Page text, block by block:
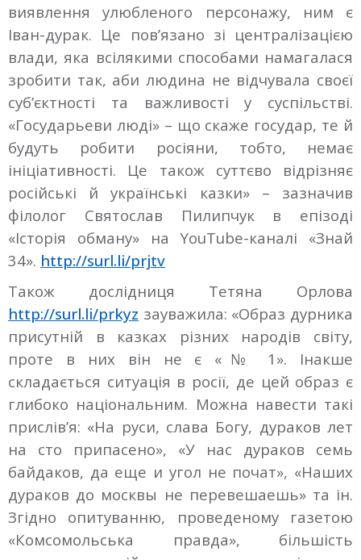
виявлення улюбленого персонажу, ним є
Іван-дурак. Це пов’язано зі централізацією
влади, яка всілякими способами намагалася
зробити так, аби людина не відчувала своєї
суб’єктності та важливості у суспільстві.
«Государьеви люді» – що скаже государ, те й
будуть робити росіяни, тобто, немає
ініціативності. Це також суттєво відрізняє
російські й українські казки» – зазначив
філолог Святослав Пилипчук в епізоді
«Історія обману» на YouTube-каналі «Знай
34». http://surl.li/prjtv
Також дослідниця Тетяна Орлова
http://surl.li/prkyz зауважила: «Образ дурника
присутній в казках різних народів світу,
проте в них він не є «№ 1». Інакше
складається ситуація в росії, де цей образ є
глибоко національним. Можна навести такі
прислів’я: «На руси, слава Богу, дураков лет
на сто припасено», «У нас дураков семь
байдаков, да еще и угол не почат», «Наших
дураков до москвы не перевешаешь» та ін.
Згідно опитуванню, проведеному газетою
«Комсомольська правда», більшість